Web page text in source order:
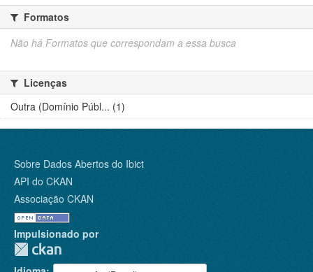
Formatos
Não há Formatos que correspondam a essa busca
Licenças
Outra (Domínio Públ... (1)
Sobre Dados Abertos do Ibict
API do CKAN
Associação CKAN
Impulsionado por